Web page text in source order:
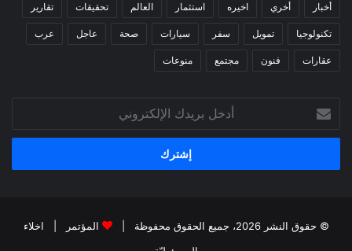
أخبار أخري اخيره استثمار العالم تحقيقات تقارير
تكنولوجيا تمويل سفر سيارات صحة عاجل عرب
عقارات فنون مجتمع منوعات
بريدك
الإلكتروني
© حقوق النشر 2026، جميع الحقوق محفوظة | المؤتمر
اخلاء